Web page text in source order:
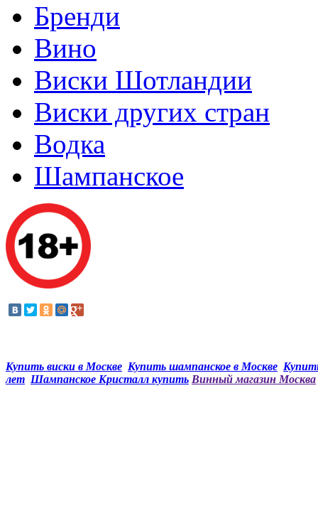
Бренди
Вино
Виски Шотландии
Виски других стран
Водка
Шампанское
Купить виски в Москве Купить шампанское в Москве
лет Шампанское Кристалл купить Винный магазин Москва